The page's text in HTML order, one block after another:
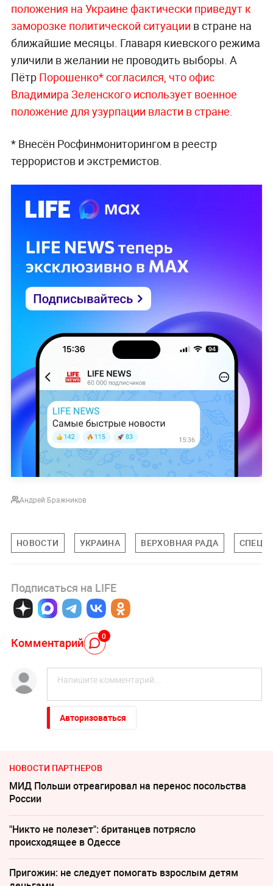
положения на Украине фактически приведут к
заморозке политической ситуации в стране на
ближайшие месяцы. Главаря киевского режима
уличили в желании не проводить выборы. А
Пётр Порошенко* согласился, что офис
Владимира Зеленского использует военное
положение для узурпации власти в стране.
* Внесён Росфинмониторингом в реестр
террористов и экстремистов.
Андрей Бражников
НОВОСТИ УКРАИНА ВЕРХОВНАЯ РАДА
Подписаться на LIFE
Комментарий 0
Авторизоваться
НОВОСТИ ПАРТНЕРОВ
МИД Польши отреагировал на перенос посольства
России
"Никто не полезет": британцев потрясло
происходящее в Одессе
Пригожин: не следует помогать взрослым детям